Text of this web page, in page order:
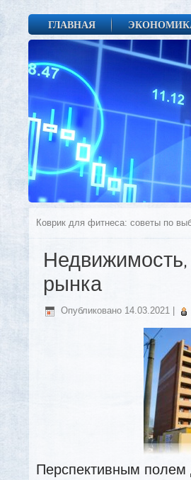
ГЛАВНАЯ
Коврик для фитнеса: советы по
рынка
Опубликовано 14.03.2021
Перспективным полем